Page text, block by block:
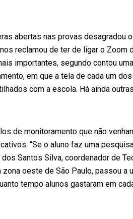
abertas nas provas desagradou
reclamou de ter de ligar o Zoom
importantes, segundo contou
em que a tela de cada um
com a escola. Há ainda
de monitoramento que não
“Se o aluno faz uma
Santos Silva, coordenador de
oeste de São Paulo, passou a
tempo alunos gastaram em